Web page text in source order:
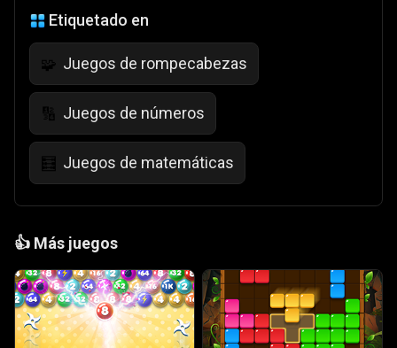
Etiquetado en
🧩 Juegos de rompecabezas
🔢 Juegos de números
🧮 Juegos de matemáticas
👍 Más juegos